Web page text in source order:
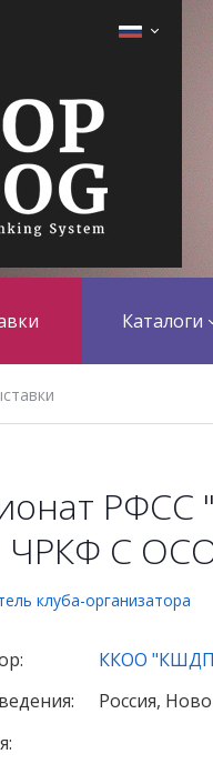
Каталоги
ЧРКФ С
клуба-организатора
ККОО
Россия,